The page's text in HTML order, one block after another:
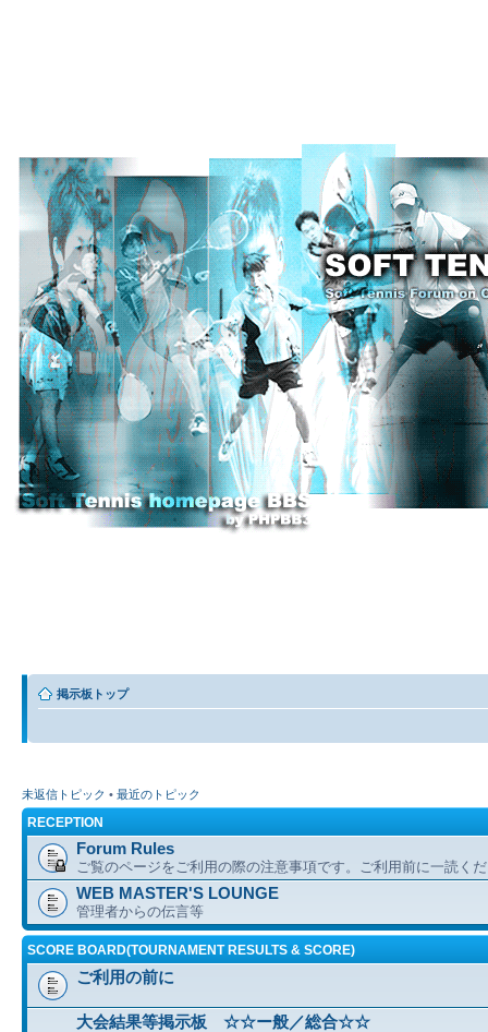
掲示板トップ
未返信トピック • 最近のトピック
RECEPTION
Forum Rules
ご覧のページをご利用の際の注意事項です。ご利用前に一読く
WEB MASTER'S LOUNGE
管理者からの伝言等
SCORE BOARD(TOURNAMENT RESULTS & SCORE)
ご利用の前に
大会結果等掲示板 ☆☆ー般／総合☆☆